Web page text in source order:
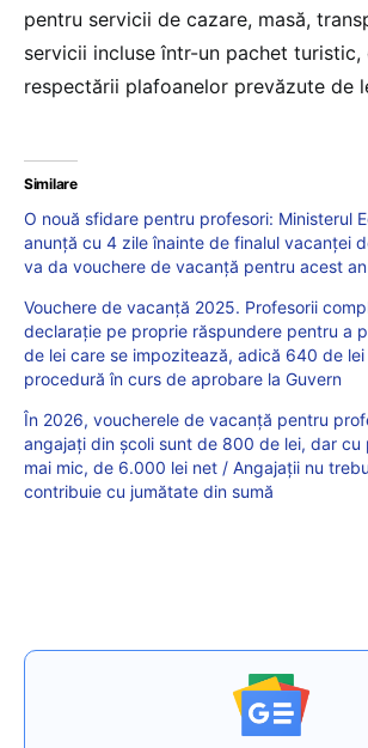
pentru servicii de cazare, masă,
servicii incluse într-un pachet turistic,
respectării plafoanelor prevăzute de
Similare
O nouă sfidare pentru profesori: Ministerul
anunță cu 4 zile înainte de finalul vacanței
va da vouchere de vacanță pentru acest an
Vouchere de vacanță 2025. Profesorii
declarație pe proprie răspundere pentru a
de lei care se impozitează, adică 640 de lei
procedură în curs de aprobare la Guvern
În 2026, voucherele de vacanță pentru
angajați din școli sunt de 800 de lei, dar cu
mai mic, de 6.000 lei net / Angajații nu
contribuie cu jumătate din sumă